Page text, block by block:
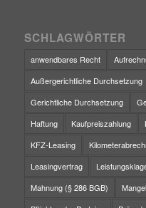
SCHLAGWÖRTER
anwendbares Recht
Außergerichtliche Durchsetzung
Gerichtliche Durchsetzung
Haftung
Kaufpreiszahlung
KFZ-Leasing
Leasingvertrag
Mahnung (§ 286 BGB)
Mangel